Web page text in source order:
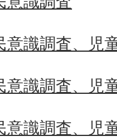
意識調査、児
意識調査、児
意識調査、児